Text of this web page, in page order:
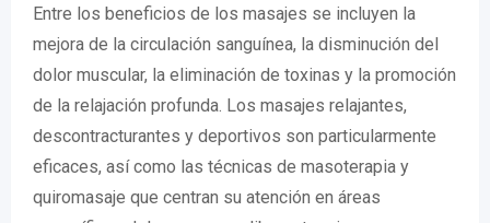
Entre los beneficios de los masajes se incluyen la
mejora de la circulación sanguínea, la disminución del
dolor muscular, la eliminación de toxinas y la promoción
de la relajación profunda. Los masajes relajantes,
descontracturantes y deportivos son particularmente
eficaces, así como las técnicas de masoterapia y
quiromasaje que centran su atención en áreas